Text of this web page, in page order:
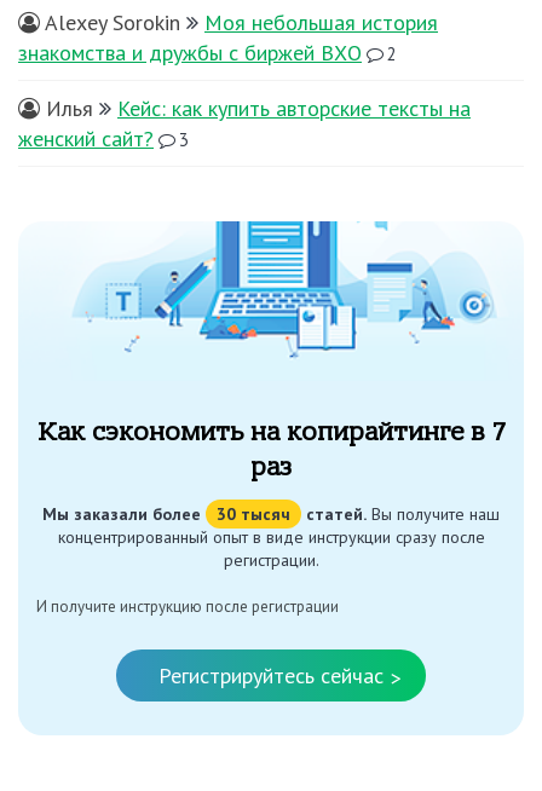
Alexey Sorokin
Моя небольшая история
знакомства и дружбы с биржей ВХО
2
Илья
Кейс: как купить авторские тексты на
женский сайт?
3
Как сэкономить на копирайтинге в 7
раз
Мы заказали более 30 тысяч статей. Вы получите наш
концентрированный опыт в виде инструкции сразу после
регистрации.
И получите инструкцию после регистрации
Регистрируйтесь сейчас >